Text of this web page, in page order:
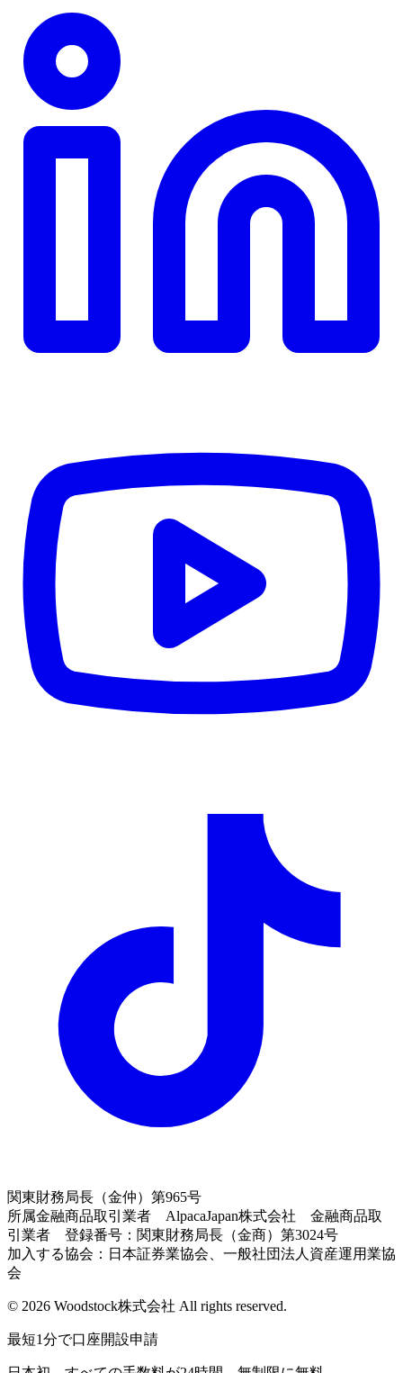
関東財務局長（金仲）第965号
所属金融商品取引業者 AlpacaJapan株式会社 金融商品取
引業者 登録番号：関東財務局長（金商）第3024号
加入する協会：日本証券業協会、一般社団法人資産運用業協
会
© 2026 Woodstock株式会社 All rights reserved.
最短1分で口座開設申請